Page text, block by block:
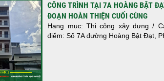
CÔNG TRÌNH TẠI 7A HOÀNG BẬT
ĐOẠN HOÀN THIỆN CUỐI CÙNG
Hạng mục: Thi công xây dựng /
điểm: Số 7A đường Hoàng Bật Đạt,